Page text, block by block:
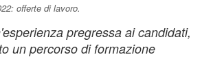
offerte di lavoro.
pregressa ai candidati,
un percorso di formazione